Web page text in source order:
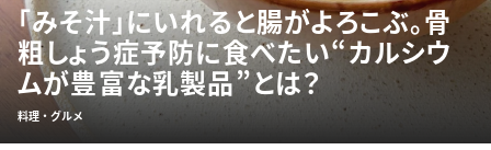
「みそ汁」にいれると腸がよろこぶ。骨
粗しょう症予防に食べたい“カルシウ
ムが豊富な乳製品”とは？
料理・グルメ